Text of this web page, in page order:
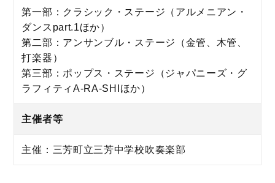
第一部：クラシック・ステージ（アルメニアン・
ダンスpart.1ほか）
第二部：アンサンブル・ステージ（金管、木管、
打楽器）
第三部：ポップス・ステージ（ジャパニーズ・グ
ラフィティA-RA-SHIほか）
主催者等
主催：三芳町立三芳中学校吹奏楽部